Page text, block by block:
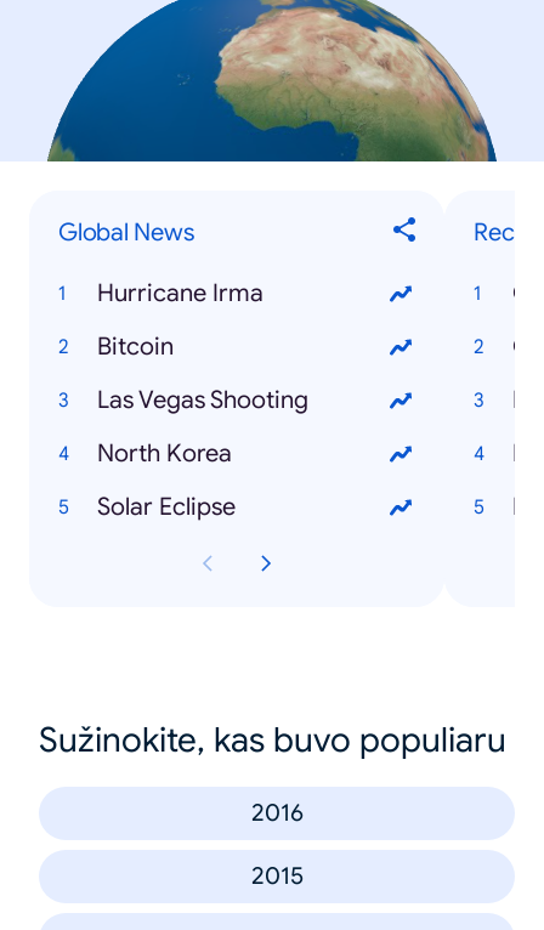
Global News
Hurricane Irma
Bitcoin
Las Vegas Shooting
North Korea
Solar Eclipse
Sužinokite, kas buvo populiaru
2016
2015